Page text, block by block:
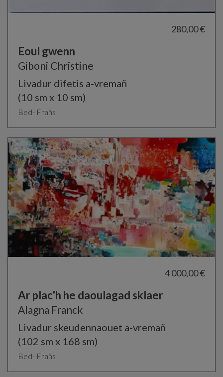
280,00 €
Eoul gwenn
Giboni Christine
Livadur difetis a-vremañ
(10 sm x 10 sm)
Bed- Frañs
4 000,00 €
Ar plac'h he daoulagad sklaer
Alagna Franck
Livadur skeudennaouet a-vremañ
(102 sm x 168 sm)
Bed- Frañs